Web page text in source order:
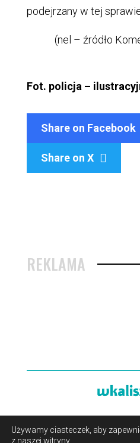
podejrzany w tej
(nel – źródło
Fot. policja –
Share on Facebook
Share on X 
REKLAMA
O portalu/Reklama/
Używamy ciasteczek, aby
z naszej witryny.